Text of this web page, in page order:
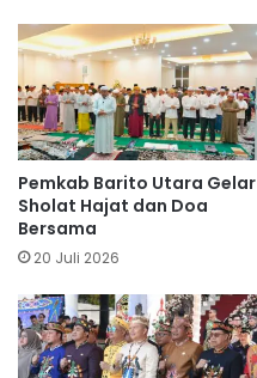
Pemkab Barito Utara Gelar
Sholat Hajat dan Doa
Bersama
20 Juli 2026